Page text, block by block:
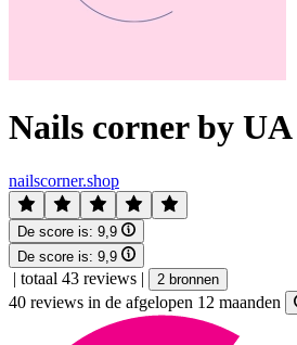
Nails corner by UA
nailscorner.shop
De score is: 9,9
De score is: 9,9
| totaal 43 reviews | 2 bronnen
40 reviews in de afgelopen 12 maanden